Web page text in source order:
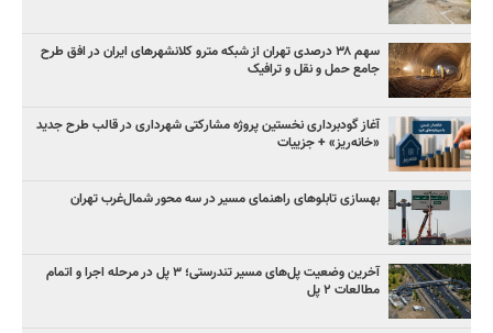
سهم ۳۸ درصدی تهران از شبکه مترو کلانشهرهای ایران در افق طرح
جامع حمل و نقل و ترافیک
آغاز گودبرداری نخستین پروژه مشارکتی شهرداری در قالب طرح جدید
«خانه‌ریز» + جزییات
بهسازی تابلوهای راهنمای مسیر در سه محور شمال‌غرب تهران
آخرین وضعیت پل‌های مسیر تندرستی؛ ۳ پل در مرحله اجرا و اتمام
مطالعات ۲ پل